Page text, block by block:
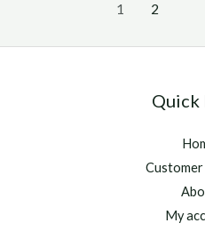
1 2
Quick
Customer
My